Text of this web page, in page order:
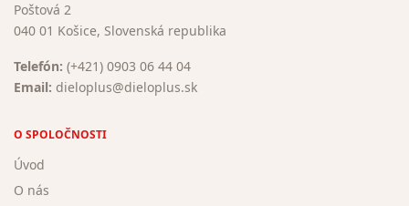
Poštová 2
040 01 Košice, Slovenská republika
Telefón: (+421) 0903 06 44 04
Email: dieloplus@dieloplus.sk
O SPOLOČNOSTI
Úvod
O nás